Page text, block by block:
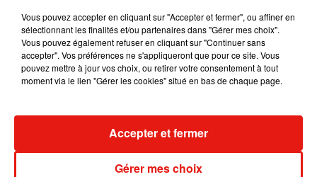
Publié : 23 avril 2021 à 7h00 par Jérome Pasanau
une offre très limitée, qui va augmenter à mesure
que nous montons en puissance et que d'autres
entreprises entrent sur le marché du vaccin. Entre
temps, il y a une opportunité parfaite pour les
Mundo Latino
Vous pouvez accepter en cliquant sur "Accepter et fermer", ou affiner en
sélectionnant les finalités et/ou partenaires dans "Gérer mes choix".
Vous pouvez également refuser en cliquant sur "Continuer sans
accepter". Vos préférences ne s'appliqueront que pour ce site. Vous
pouvez mettre à jour vos choix, ou retirer votre consentement à tout
moment via le lien "Gérer les cookies" situé en bas de chaque page.
Gérer mes choix
Accepter et fermer